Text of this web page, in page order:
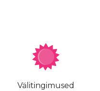
Välitingimused